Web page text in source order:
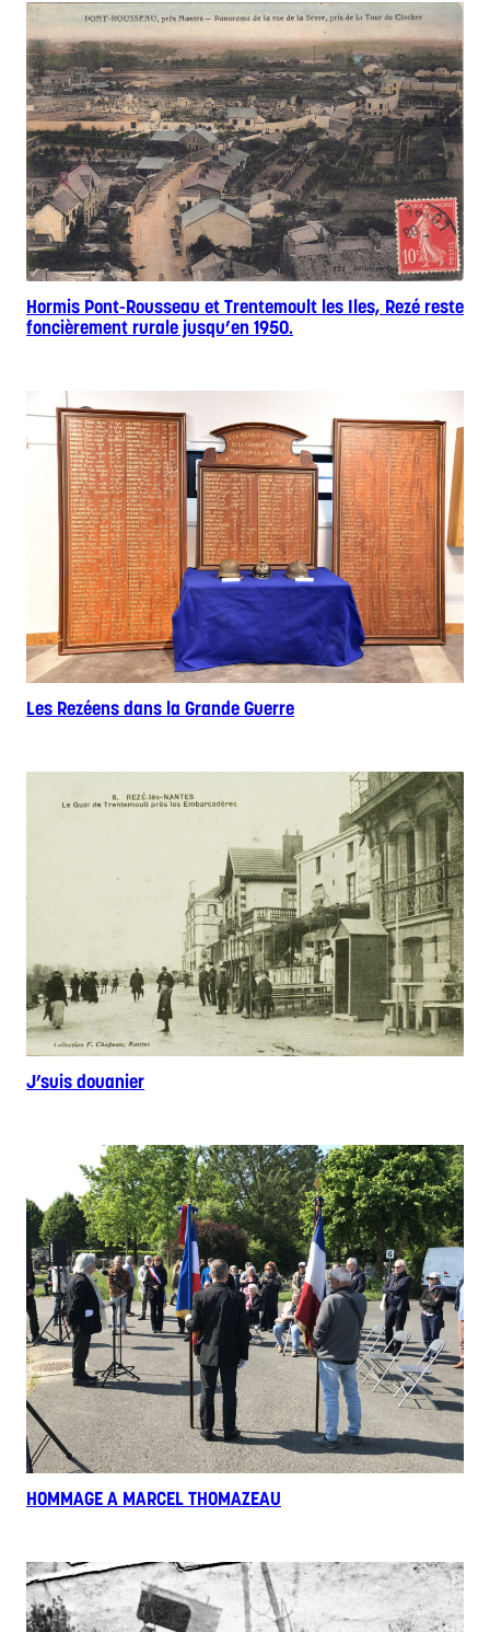
Hormis Pont-Rousseau et Trentemoult les Iles, Rezé reste
foncièrement rurale jusqu’en 1950.
Les Rezéens dans la Grande Guerre
J’suis douanier
HOMMAGE A MARCEL THOMAZEAU